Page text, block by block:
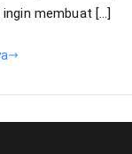
membuat […]